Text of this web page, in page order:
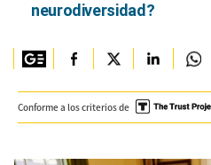
neurodiversidad?
Conforme a los criterios de